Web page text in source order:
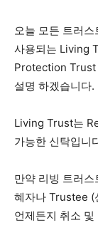
오늘 모든 트러
사용되는 Living
Protection Trust
설명 하겠습니다.
Living Trust는
가능한 신탁입니
만약 리빙 트러
혜자나 Trustee (
언제든지 취소